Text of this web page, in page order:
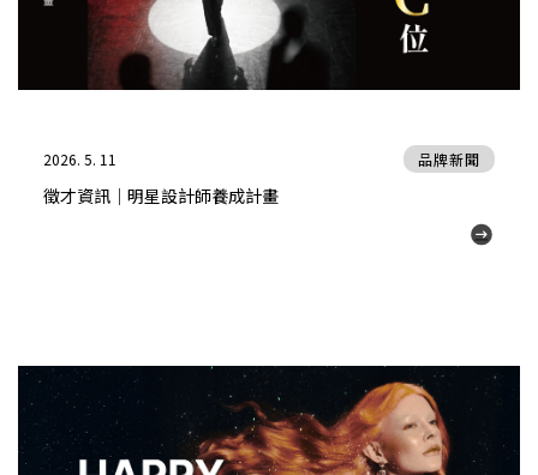
2026. 5. 11
徵才資訊｜明星設計師養成計畫
品牌新聞